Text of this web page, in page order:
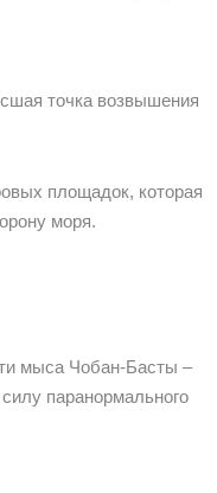
точка возвышения
площадок, которая
моря.
мыса Чобан-Басты –
паранормального